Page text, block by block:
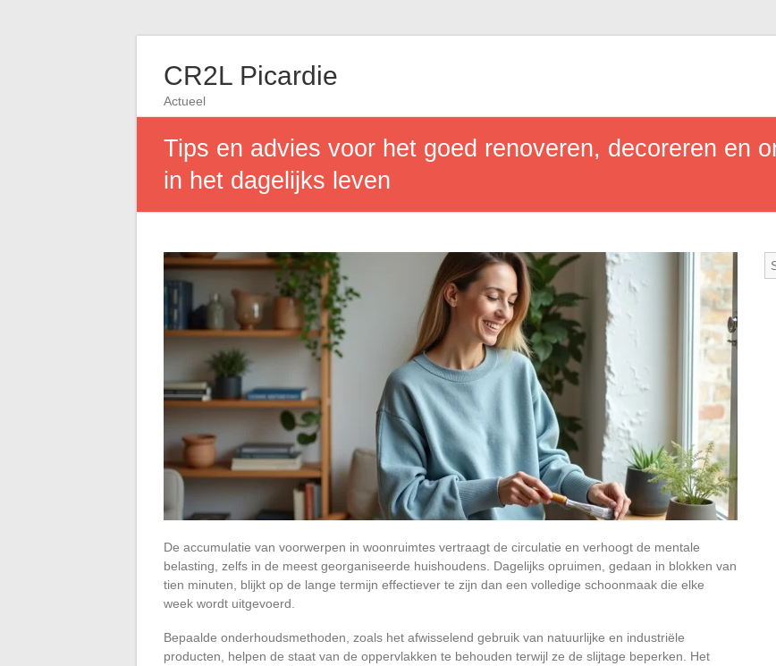
CR2L Picardie
Actueel
Tips en advies voor het goed renoveren, decoreren en
in het dagelijks leven
De accumulatie van voorwerpen in woonruimtes vertraagt de circulatie en verhoogt de mentale
belasting, zelfs in de meest georganiseerde huishoudens. Dagelijks opruimen, gedaan in blokken van
tien minuten, blijkt op de lange termijn effectiever te zijn dan een volledige schoonmaak die elke
week wordt uitgevoerd.
Bepaalde onderhoudsmethoden, zoals het afwisselend gebruik van natuurlijke en industriële
producten, helpen de staat van de oppervlakken te behouden terwijl ze de slijtage beperken. Het